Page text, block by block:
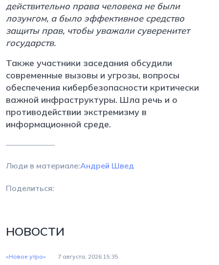
действительно права человека не были
лозунгом, а было эффективное средство
защиты прав, чтобы уважали суверенитет
государств.
Также участники заседания обсудили
современные вызовы и угрозы, вопросы
обеспечения кибербезопасности критически
важной инфраструктуры. Шла речь и о
противодействии экстремизму в
информационной среде.
Люди в материале:Андрей Швед
Поделиться:
НОВОСТИ
«Новое утро» 7 августа, 2026 15:35